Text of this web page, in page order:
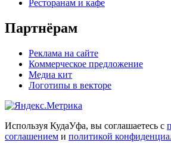
Ресторанам и кафе
Партнёрам
Реклама на сайте
Коммерческое предложение
Медиа кит
Логотипы в векторе
Используя КудаУфа, вы соглашаетесь с
соглашением и политикой